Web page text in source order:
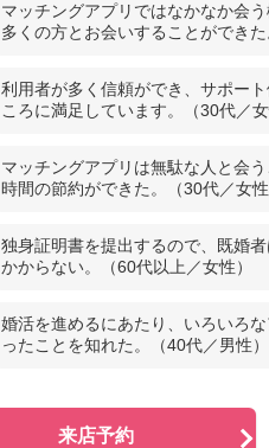
マッチングアプリではなかなか会
多くの方とお会いすることができた
利用者が多く信頼ができ、サポー
ころに満足しています。（30代／女
マッチングアプリは無駄な人と会
時間の節約ができた。（30代／女性
独身証明書を提出するので、既婚
かからない。（60代以上／女性）
婚活を進めるにあたり、いろいろ
ったことを知れた。（40代／男性）
来店予約